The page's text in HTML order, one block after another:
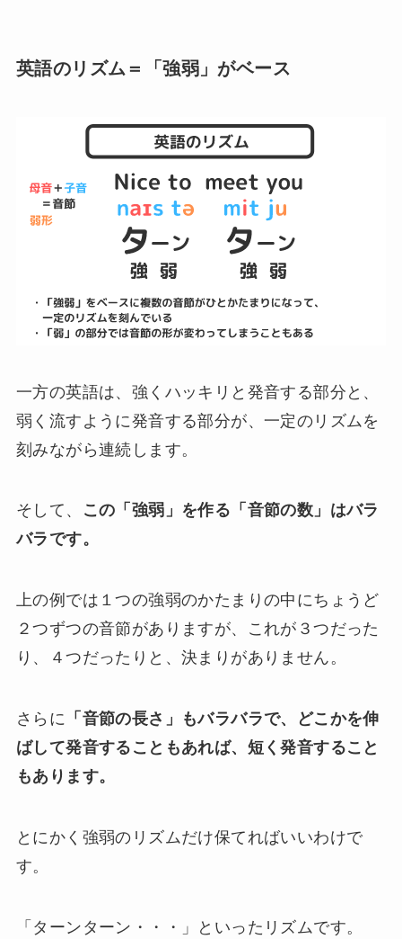
英語のリズム＝「強弱」がベース
一方の英語は、強くハッキリと発音する部分と、
弱く流すように発音する部分が、一定のリズムを
刻みながら連続します。
そして、
この「強弱」を作る「音節の数」はバラ
バラです。
上の例では１つの強弱のかたまりの中にちょうど
２つずつの音節がありますが、これが３つだった
り、４つだったりと、決まりがありません。
さらに 「音節の長さ」もバラバラで、どこかを伸
ばして発音することもあれば、短く発音すること
もあります。
とにかく強弱のリズムだけ保てればいいわけで
す。
「 タ ーン タ ーン ・・・」といったリズムです。